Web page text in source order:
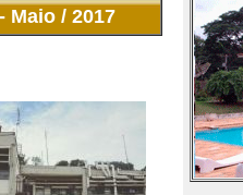
Maio / 2017